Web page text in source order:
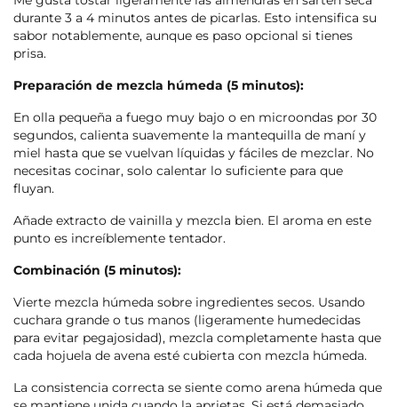
durante 3 a 4 minutos antes de picarlas. Esto intensifica su
sabor notablemente, aunque es paso opcional si tienes
prisa.
Preparación de mezcla húmeda (5 minutos):
En olla pequeña a fuego muy bajo o en microondas por 30
segundos, calienta suavemente la mantequilla de maní y
miel hasta que se vuelvan líquidas y fáciles de mezclar. No
necesitas cocinar, solo calentar lo suficiente para que
fluyan.
Añade extracto de vainilla y mezcla bien. El aroma en este
punto es increíblemente tentador.
Combinación (5 minutos):
Vierte mezcla húmeda sobre ingredientes secos. Usando
cuchara grande o tus manos (ligeramente humedecidas
para evitar pegajosidad), mezcla completamente hasta que
cada hojuela de avena esté cubierta con mezcla húmeda.
La consistencia correcta se siente como arena húmeda que